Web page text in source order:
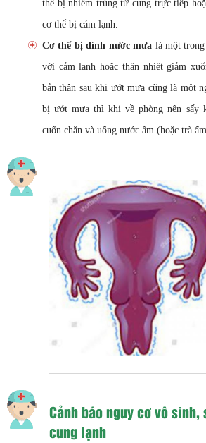
thể bị nhiễm trùng tử cung trực tiếp
cơ thể bị cảm lạnh.
Cơ thể bị dính nước mưa là một trong
với cảm lạnh hoặc thân nhiệt giảm
bản thân sau khi ướt mưa cũng là một
bị ướt mưa thì khi về phòng nên sấy
cuốn chăn và uống nước ấm (hoặc trà
Cảnh báo nguy cơ vô
cung lạnh